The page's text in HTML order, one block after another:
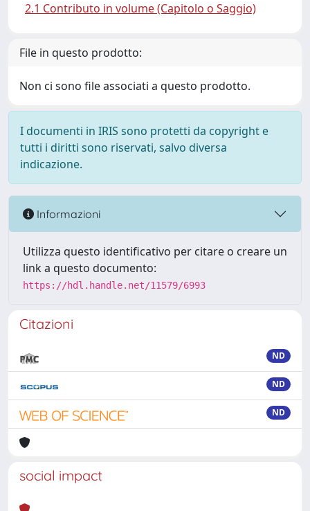
2.1 Contributo in volume (Capitolo o Saggio)
File in questo prodotto:
Non ci sono file associati a questo prodotto.
I documenti in IRIS sono protetti da copyright e
tutti i diritti sono riservati, salvo diversa
indicazione.
Informazioni
Utilizza questo identificativo per citare o creare un
link a questo documento:
https://hdl.handle.net/11579/6993
Citazioni
ND
ND
ND
social impact